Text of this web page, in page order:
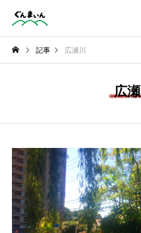
観光情報をはじめ、グルメ・季節の情報な
NEW POST
美しすぎる四万ブルー
「四万の甌穴群」
記事 広瀬川
広